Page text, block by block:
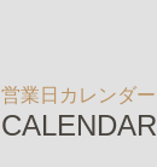
営業日カレンダー
CALENDAR